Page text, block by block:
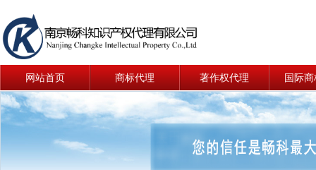
网站首页 商标代理 著作权代理 国际